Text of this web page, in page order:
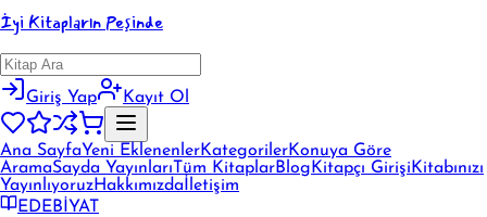
İyi Kitapların Peşinde
Giriş Yap Kayıt Ol
Ana SayfaYeni EklenenlerKategorilerKonuya Göre
AramaSayda Yayınları Tüm KitaplarBlog Kitapçı Girişi Kitabınızı
YayınlıyoruzHakkımızda İletişim
EDEBİYAT